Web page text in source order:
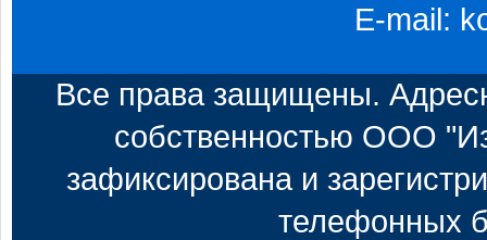
E-mail:
Все права защищены.
собственностью ООО
зафиксирована и
телефонных